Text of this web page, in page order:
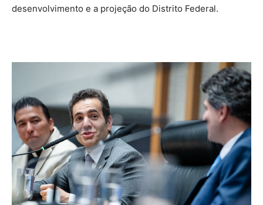
desenvolvimento e a projeção do Distrito Federal.